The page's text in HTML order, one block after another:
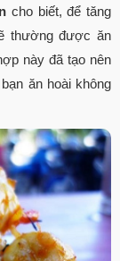
cho biết, để tăng
thường được ăn
này đã tạo nên
ăn hoài không